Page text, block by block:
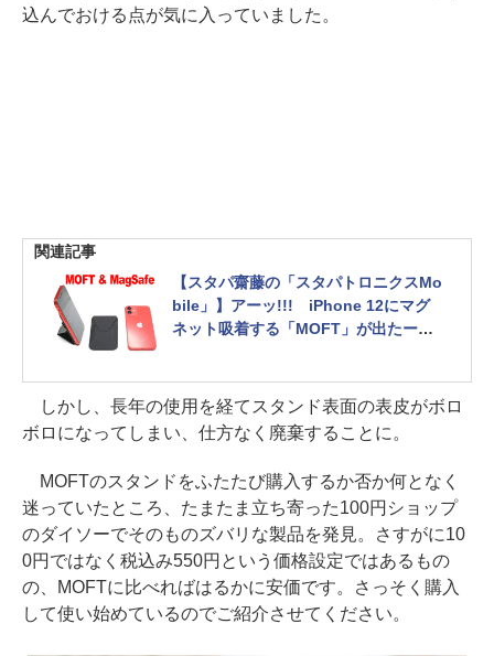
込んでおける点が気に入っていました。
関連記事
【スタパ齋藤の「スタパトロニクスMo
bile」】アーッ!!! iPhone 12にマグ
ネット吸着する「MOFT」が出たー
しかし、長年の使用を経てスタンド表面の表皮がボロ
ボロになってしまい、仕方なく廃棄することに。
MOFTのスタンドをふたたび購入するか否か何となく
迷っていたところ、たまたま立ち寄った100円ショップ
のダイソーでそのものズバリな製品を発見。さすがに10
0円ではなく税込み550円という価格設定ではあるもの
の、MOFTに比べればはるかに安価です。さっそく購入
して使い始めているのでご紹介させてください。